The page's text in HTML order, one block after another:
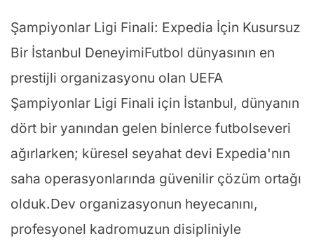
Şampiyonlar Ligi Finali: Expedia İçin Kusursuz
Bir İstanbul DeneyimiFutbol dünyasının en
prestijli organizasyonu olan UEFA
Şampiyonlar Ligi Finali için İstanbul, dünyanın
dört bir yanından gelen binlerce futbolseveri
ağırlarken; küresel seyahat devi Expedia'nın
saha operasyonlarında güvenilir çözüm ortağı
olduk.Dev organizasyonun heyecanını,
profesyonel kadromuzun disipliniyle